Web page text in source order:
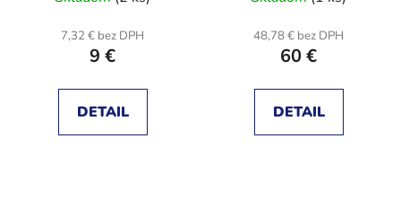
7,32 € bez DPH
9 €
DETAIL
Mirror Link
48,78 € bez DPH
60 €
DETAIL